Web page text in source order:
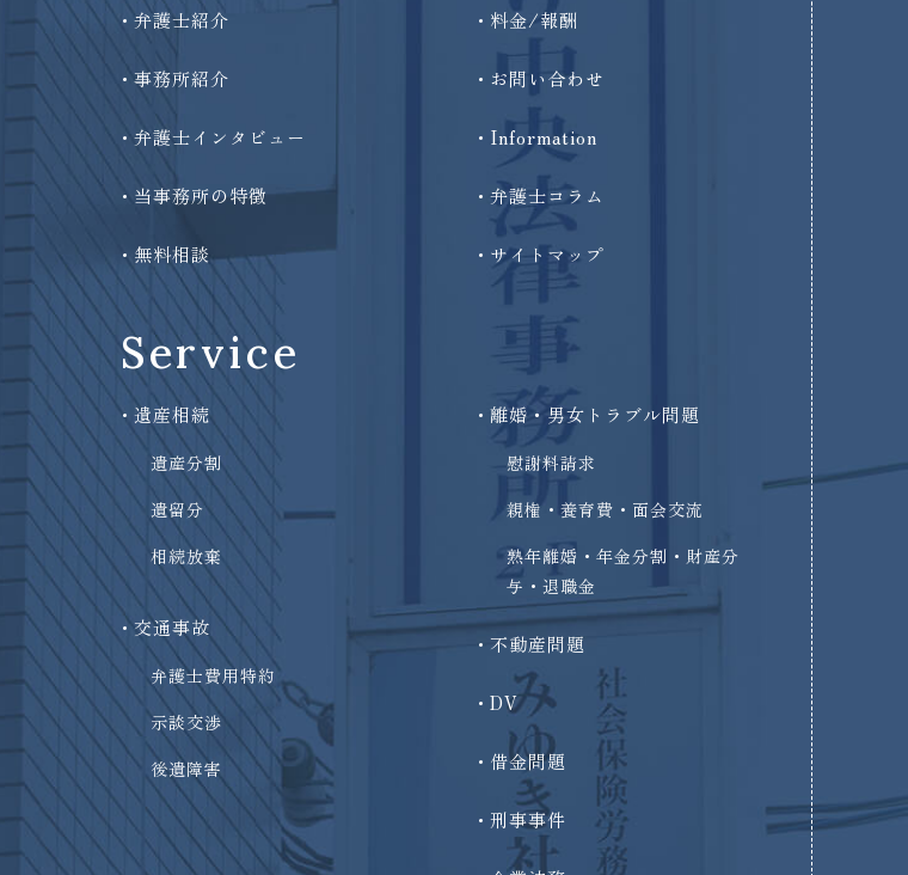
弁護士紹介
事務所紹介
弁護士インタビュー
当事務所の特徴
無料相談
料金/報酬
お問い合わせ
Information
弁護士コラム
サイトマップ
Service
遺産相続
遺産分割
遺留分
相続放棄
交通事故
弁護士費用特約
示談交渉
後遺障害
離婚・男女トラブル問題
慰謝料請求
親権・養育費・面会交流
熟年離婚・年金分割・財産分
与・退職金
不動産問題
DV
借金問題
刑事事件